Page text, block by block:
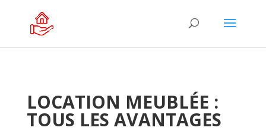
LOCATION MEUBLÉE :
TOUS LES AVANTAGES